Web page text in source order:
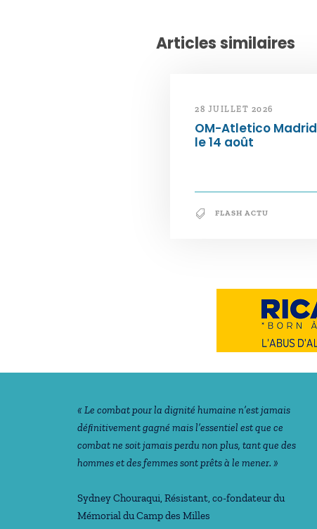
Articles similaires
28 JUILLET 2026
OM-Atletico Madrid
le 14 août
FLASH ACTU
Notre philosophie
« Le combat pour la dignité humaine n’est jamais
déﬁnitivement gagné mais l’essentiel est que ce
combat ne soit jamais perdu non plus, tant que des
hommes et des femmes sont prêts à le mener. »
Sydney Chouraqui, Résistant, co-fondateur du
Mémorial du Camp des Milles